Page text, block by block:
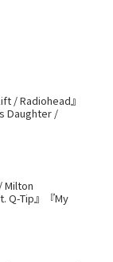
/ Radiohead』
Daughter /
Milton
Q-Tip』『My